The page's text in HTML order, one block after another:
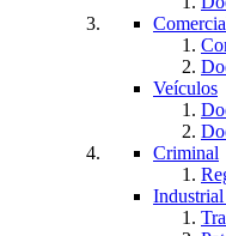
Veículos
Criminal